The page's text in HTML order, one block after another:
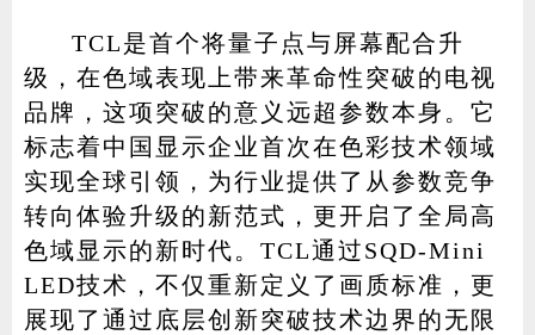
TCL是首个将量子点与屏幕配合升
级，在色域表现上带来革命性突破的电视
品牌，这项突破的意义远超参数本身。它
标志着中国显示企业首次在色彩技术领域
实现全球引领，为行业提供了从参数竞争
转向体验升级的新范式，更开启了全局高
色域显示的新时代。TCL通过SQD-Mini
LED技术，不仅重新定义了画质标准，更
展现了通过底层创新突破技术边界的无限